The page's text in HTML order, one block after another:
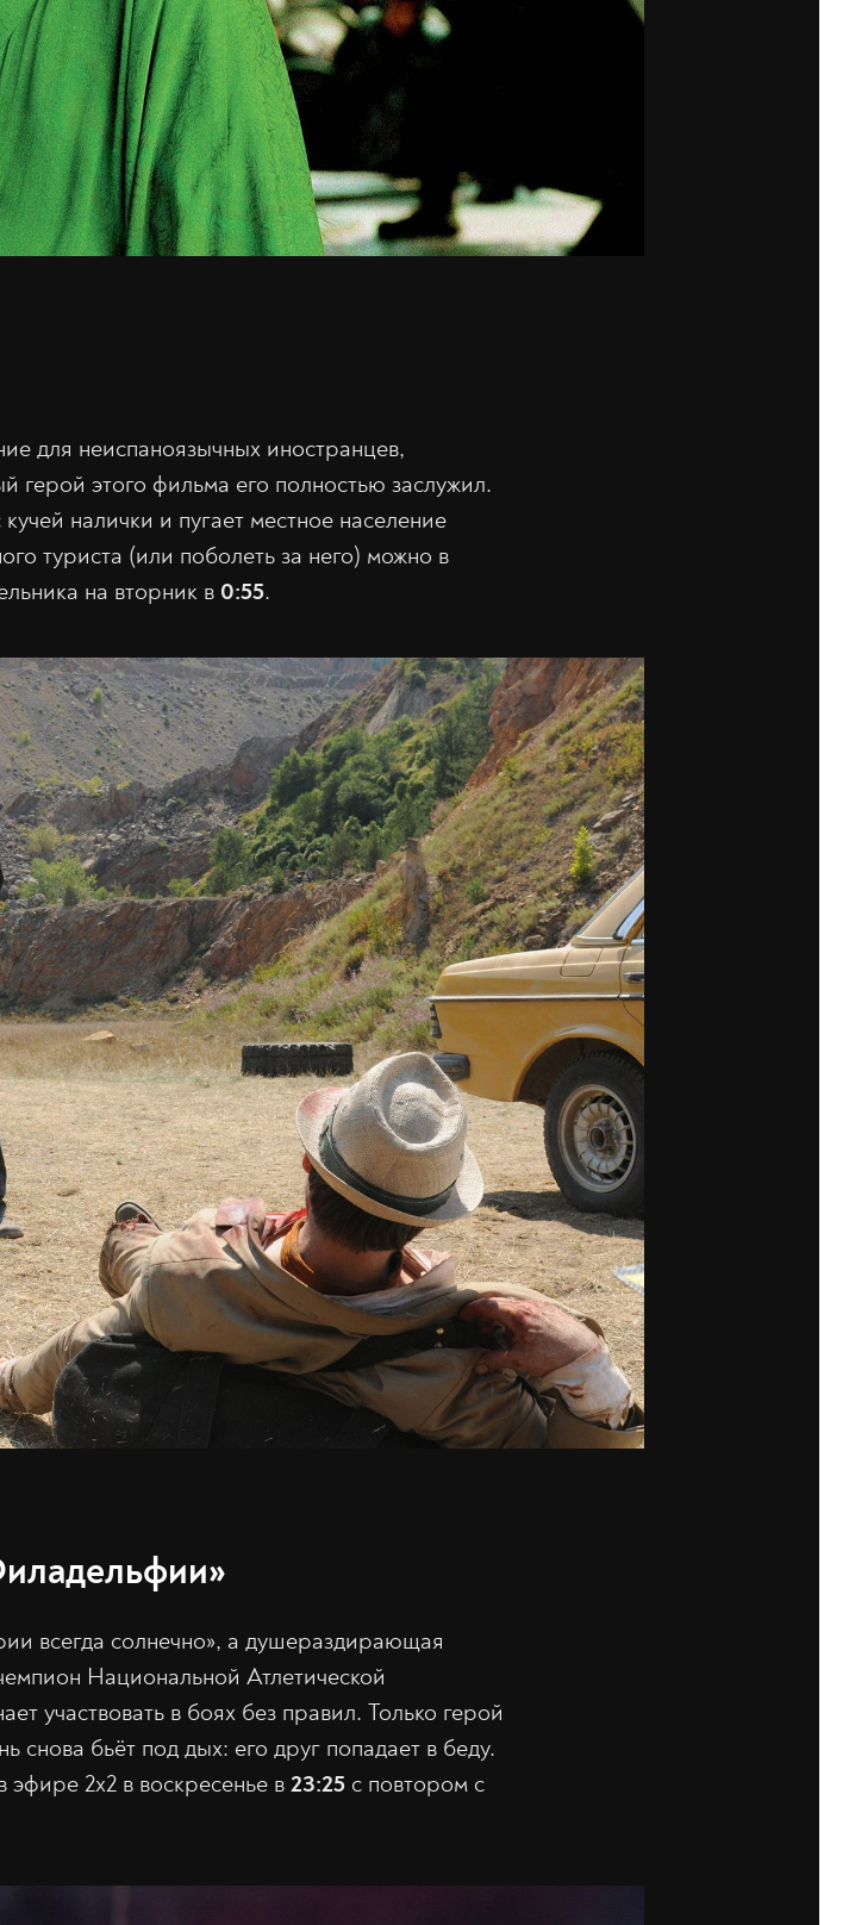
для неиспаноязычных иностранцев,
герой этого фильма его полностью заслужил.
налички и пугает местное население
туриста (или поболеть за него) можно в
на вторник в 0:55.
всегда солнечно», а душераздирающая
Национальной Атлетической
участвовать в боях без правил. Только герой
снова бьёт под дых: его друг попадает в беду.
эфире 2x2 в воскресенье в 23:25 с повтором с